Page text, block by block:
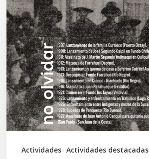
Actividades Actividades destacadas
Palimpsesto
explora
a
través
del
arte
las
tensiones
documentales